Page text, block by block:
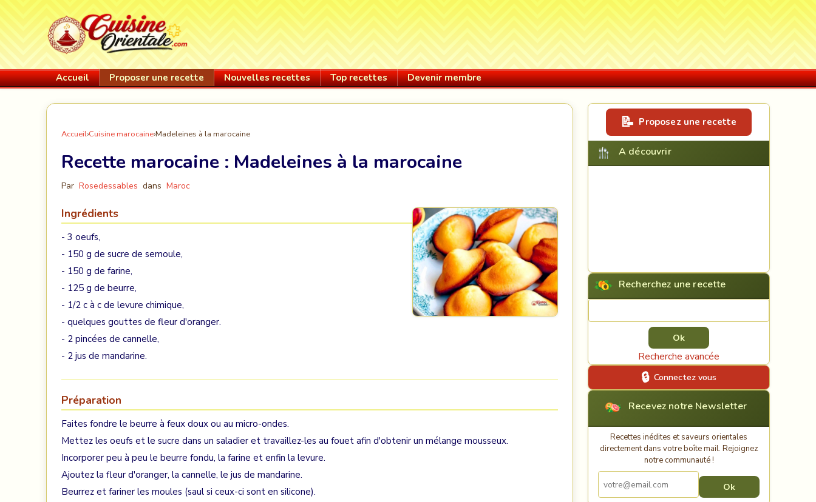
Accueil Proposer une recette Nouvelles recettes Top recettes Devenir membre
Accueil›Cuisine marocaine›Madeleines à la marocaine
Recette marocaine : Madeleines à la marocaine
Par Rosedessables dans Maroc
Ingrédients
- 3 oeufs,
- 150 g de sucre de semoule,
- 150 g de farine,
- 125 g de beurre,
- 1/2 c à c de levure chimique,
- quelques gouttes de fleur d'oranger.
- 2 pincées de cannelle,
- 2 jus de mandarine.
Préparation
Faites fondre le beurre à feux doux ou au micro-ondes.
Mettez les oeufs et le sucre dans un saladier et travaillez-les au fouet afin d'obtenir un mélange mousseux.
Incorporer peu à peu le beurre fondu, la farine et enfin la levure.
Ajoutez la fleur d'oranger, la cannelle, le jus de mandarine.
Beurrez et fariner les moules (saul si ceux-ci sont en silicone).
Proposez une recette
A découvrir
Recherchez une recette
Recherche avancée
Connectez vous
Recevez notre Newsletter
Recettes inédites et saveurs orientales
directement dans votre boîte mail. Rejoignez
notre communauté !